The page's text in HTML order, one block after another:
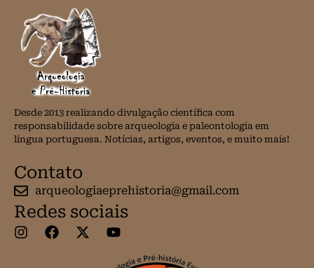
Desde 2013 realizando divulgação científica com
responsabilidade sobre arqueologia e paleontologia em
língua portuguesa. Notícias, artigos, eventos, e muito mais!
Contato
arqueologiaeprehistoria@gmail.com
Redes sociais